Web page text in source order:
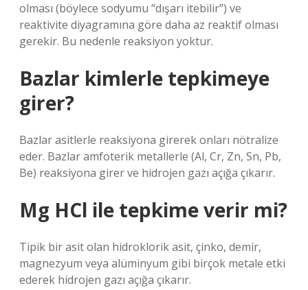
olması (böylece sodyumu “dışarı itebilir”) ve
reaktivite diyagramına göre daha az reaktif olması
gerekir. Bu nedenle reaksiyon yoktur.
Bazlar kimlerle tepkimeye
girer?
Bazlar asitlerle reaksiyona girerek onları nötralize
eder. Bazlar amfoterik metallerle (Al, Cr, Zn, Sn, Pb,
Be) reaksiyona girer ve hidrojen gazı açığa çıkarır.
Mg HCl ile tepkime verir mi?
Tipik bir asit olan hidroklorik asit, çinko, demir,
magnezyum veya alüminyum gibi birçok metale etki
ederek hidrojen gazı açığa çıkarır.